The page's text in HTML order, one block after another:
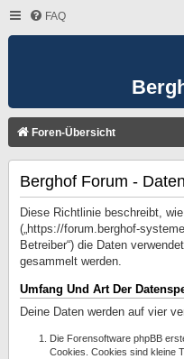
FAQ
Foren-Übersicht
Berghof Forum -
Diese Richtlinie beschreibt, wie
(„https://forum.berghof-
Betreiber“) die Daten
gesammelt werden.
Umfang Und Art Der
Deine Daten werden auf vier
Die Forensoftware phpBB
Cookies. Cookies sind kleine